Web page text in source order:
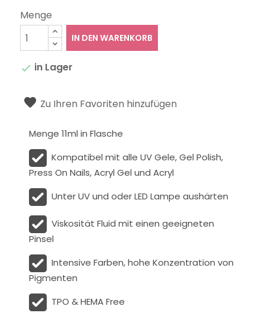
Menge
IN DEN WARENKORB
 in Lager
Zu Ihren Favoriten hinzufügen
Menge 11ml in Flasche
Kompatibel mit alle UV Gele, Gel Polish,
Press On Nails, Acryl Gel und Acryl
Unter UV und oder LED Lampe aushärten
ViskositätFluid mit einen geeigneten
Pinsel
Intensive Farben, hohe Konzentration von
Pigmenten
TPO & HEMA Free